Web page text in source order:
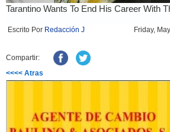
Escrito Por Redacción J Friday,
Compartir:
<<<< Atras